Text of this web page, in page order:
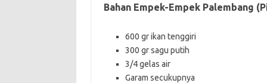
Bahan Empek-Empek Palembang
600 gr ikan tenggiri
300 gr sagu putih
3/4 gelas air
Garam secukupnya